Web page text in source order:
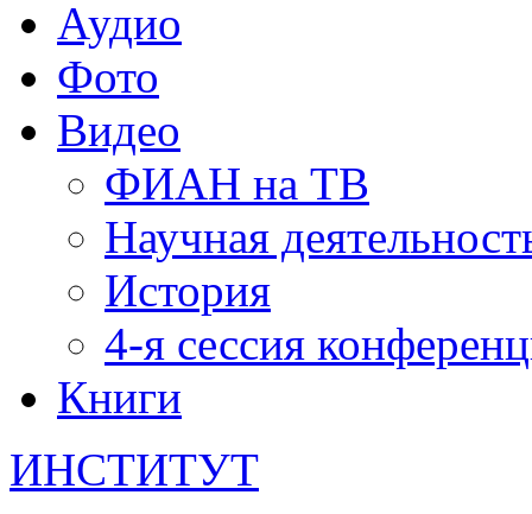
Аудио
Фото
Видео
ФИАН на ТВ
Научная
История
4-я сессия
Книги
ИНСТИТУТ